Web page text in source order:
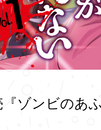
ゾンビのあ